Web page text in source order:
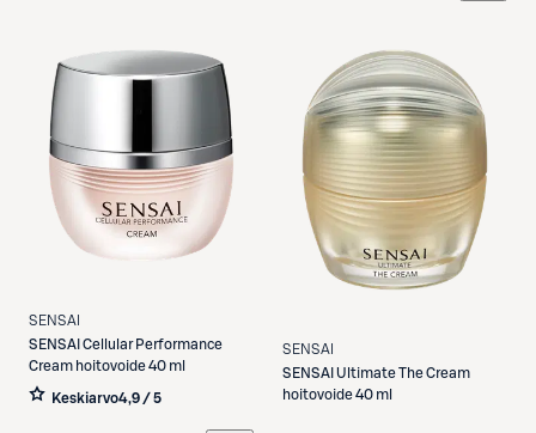
SENSAI
SENSAI Cellular Performance
Cream hoitovoide 40 ml
Keskiarvo4,9 / 5
SENSAI
SENSAI Ultimate The Cream
hoitovoide 40 ml